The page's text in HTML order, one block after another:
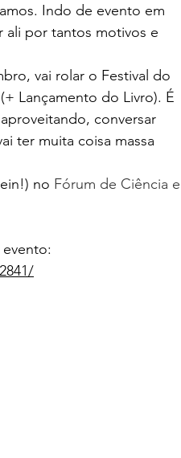
Indo de evento em
ali por tantos motivos e
vai rolar o Festival do
Lançamento do Livro). É
conversar
ter muita coisa massa
no Fórum de Ciência e